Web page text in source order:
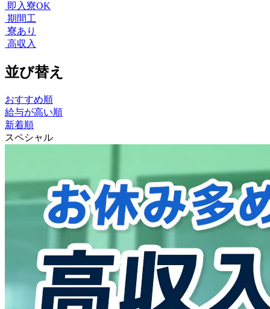
即入寮OK
期間工
寮あり
高収入
並び替え
おすすめ順
給与が高い順
新着順
スペシャル